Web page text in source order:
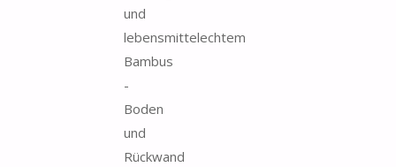
und
lebensmittelechtem
Bambus
-
Boden
und
Rückwand